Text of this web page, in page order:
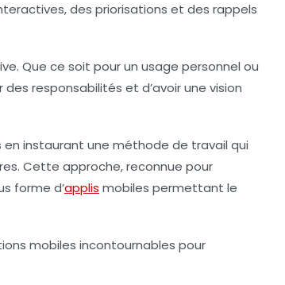
des priorisations et des rappels
Que ce soit pour un usage personnel ou
responsabilités et d’avoir une vision
instaurant une méthode de travail qui
Cette approche, reconnue pour
forme d’applis mobiles permettant le
mobiles incontournables pour